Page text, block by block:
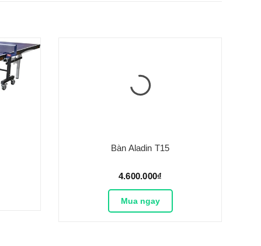
Bàn Aladin T15
4.600.000₫
Mua ngay